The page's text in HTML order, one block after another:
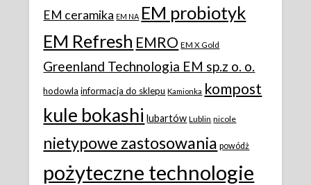
EM ceramika EM NA EM probiotyk
EM Refresh EMRO EM X Gold
Greenland Technologia EM sp.z o. o.
hodowla informacja do sklepu Kamionka kompost
kule bokashi lubartów Lublin nicole
nietypowe zastosowania powódż
pożyteczne technologie